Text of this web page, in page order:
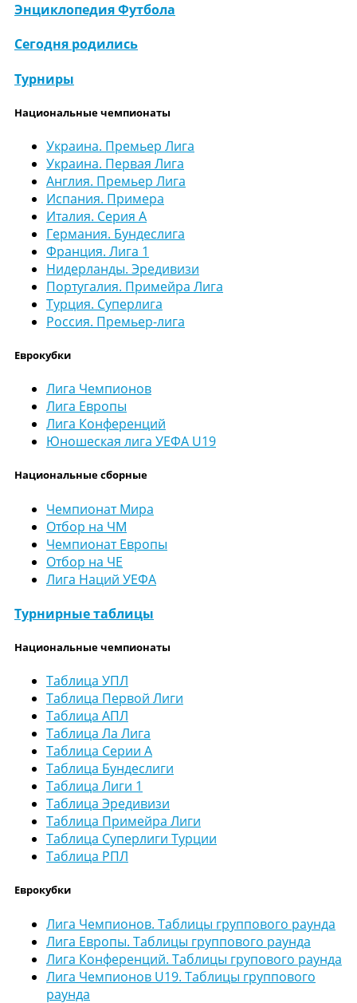
Энциклопедия Футбола
Сегодня родились
Турниры
Национальные чемпионаты
Украина. Премьер Лига
Украина. Первая Лига
Англия. Премьер Лига
Испания. Примера
Италия. Серия А
Германия. Бундеслига
Франция. Лига 1
Нидерланды. Эредивизи
Португалия. Примейра Лига
Турция. Суперлига
Россия. Премьер-лига
Еврокубки
Лига Чемпионов
Лига Европы
Лига Конференций
Юношеская лига УЕФА U19
Национальные сборные
Чемпионат Мира
Отбор на ЧМ
Чемпионат Европы
Отбор на ЧЕ
Лига Наций УЕФА
Турнирные таблицы
Национальные чемпионаты
Таблица УПЛ
Таблица Первой Лиги
Таблица АПЛ
Таблица Ла Лига
Таблица Серии А
Таблица Бундеслиги
Таблица Лиги 1
Таблица Эредивизи
Таблица Примейра Лиги
Таблица Суперлиги Турции
Таблица РПЛ
Еврокубки
Лига Чемпионов. Таблицы группового раунда
Лига Европы. Таблицы группового раунда
Лига Конференций. Таблицы групового раунда
Лига Чемпионов U19. Таблицы группового
раунда